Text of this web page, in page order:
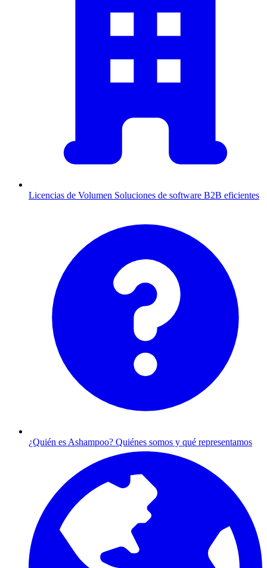
Licencias de Volumen Soluciones de software B2B eficientes
¿Quién es Ashampoo? Quiénes somos y qué representamos